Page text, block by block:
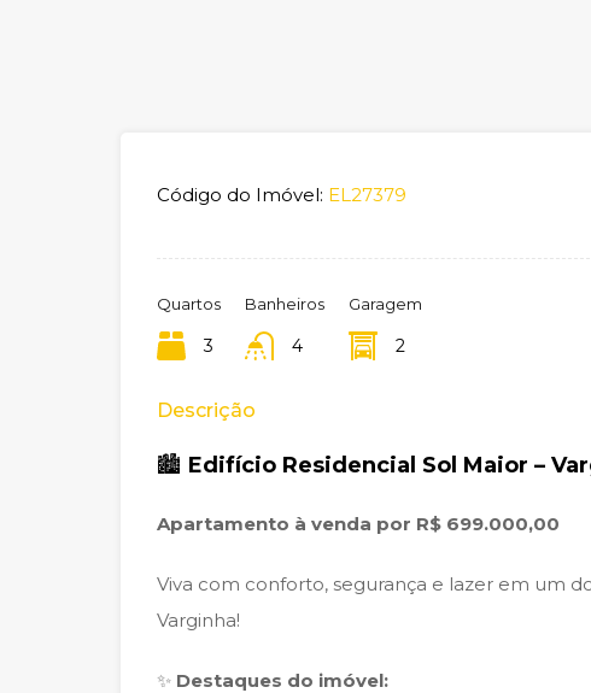
Código do Imóvel: EL27379
Quartos
3
Banheiros
4
Garagem
2
Descrição
🏙️ Edifício Residencial Sol Maior –
Apartamento à venda por R$ 699.000,00
Viva com conforto, segurança e lazer em um
Varginha!
✨ Destaques do imóvel: